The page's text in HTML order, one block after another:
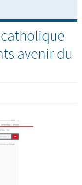
catholique
avenir du